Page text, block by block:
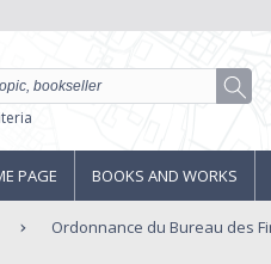
PAGE BOOKS AND WORKS
Ordonnance du Bureau des